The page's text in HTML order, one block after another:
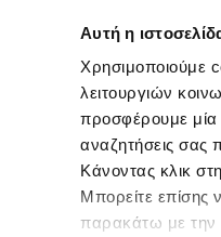
Αυτή η
Χρησιμοποιούμε
λειτουργιών
προσφέρουμε μία
αναζητήσεις σας
Κάνοντας κλικ
Μπορείτε επίσης
παρακάτω με την